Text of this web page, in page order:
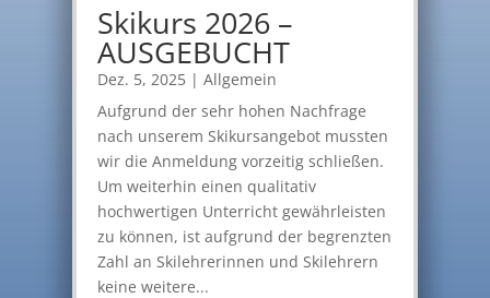
Skikurs 2026 –
AUSGEBUCHT
Dez. 5, 2025 | Allgemein
Aufgrund der sehr hohen Nachfrage
nach unserem Skikursangebot mussten
wir die Anmeldung vorzeitig schließen.
Um weiterhin einen qualitativ
hochwertigen Unterricht gewährleisten
zu können, ist aufgrund der begrenzten
Zahl an Skilehrerinnen und Skilehrern
keine weitere...